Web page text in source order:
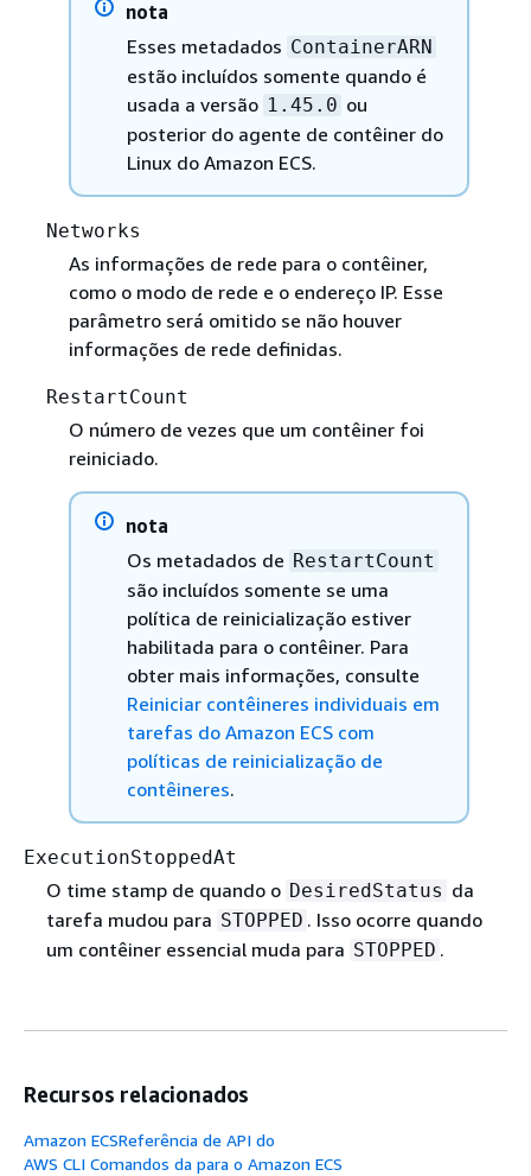
nota
Esses metadados ContainerARN
estão incluídos somente quando é
usada a versão 1.45.0 ou
posterior do agente de contêiner do
Linux do Amazon ECS.
Networks
As informações de rede para o contêiner,
como o modo de rede e o endereço IP. Esse
parâmetro será omitido se não houver
informações de rede definidas.
RestartCount
O número de vezes que um contêiner foi
reiniciado.
nota
Os metadados de RestartCount
são incluídos somente se uma
política de reinicialização estiver
habilitada para o contêiner. Para
obter mais informações, consulte
Reiniciar contêineres individuais em
tarefas do Amazon ECS com
políticas de reinicialização de
contêineres.
ExecutionStoppedAt
O time stamp de quando o DesiredStatus da
tarefa mudou para STOPPED . Isso ocorre quando
um contêiner essencial muda para STOPPED .
Recursos relacionados
Amazon ECSReferência de API do
AWS CLI Comandos da para o Amazon ECS